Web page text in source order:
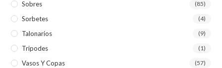
Sobres (85)
Sorbetes (4)
Talonarios (9)
Tripodes (1)
Vasos Y Copas (57)